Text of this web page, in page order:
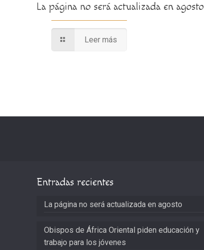
La página no será actualizada en agosto
Leer más
Entradas recientes
La página no será actualizada en agosto
Obispos de África Oriental piden educación y
trabajo para los jóvenes